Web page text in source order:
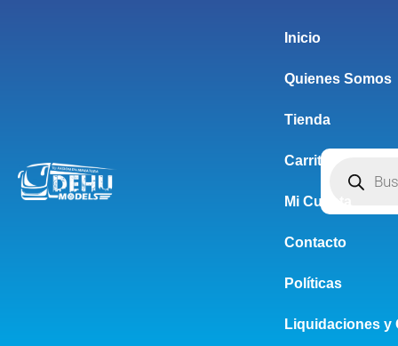
Inicio
Quienes Somos
Tienda
Carrito
Mi Cuenta
Contacto
Políticas
Liquidaciones y